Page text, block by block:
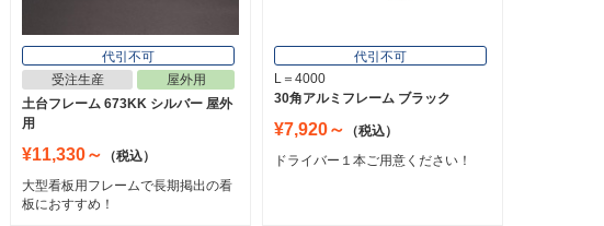
代引不可
受注生産
屋外用
土台フレーム 673KK シルバー 屋外
用
¥11,330～
（税込）
大型看板用フレームで長期掲出の看
板におすすめ！
代引不可
L＝4000
30角アルミフレーム ブラック
¥7,920～
（税込）
ドライバー１本ご用意ください！